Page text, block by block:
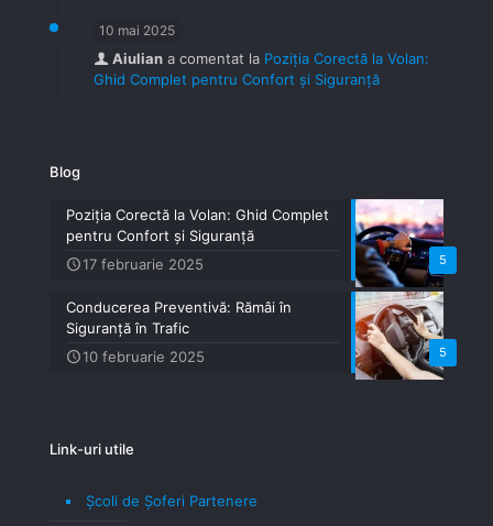
10 mai 2025
Aiulian a comentat la Poziția Corectă la Volan:
Ghid Complet pentru Confort și Siguranță
Blog
5
Poziția Corectă la Volan: Ghid Complet
pentru Confort și Siguranță
17 februarie 2025
5
Conducerea Preventivă: Rămâi în
Siguranță în Trafic
10 februarie 2025
Link-uri utile
Școli de Șoferi Partenere